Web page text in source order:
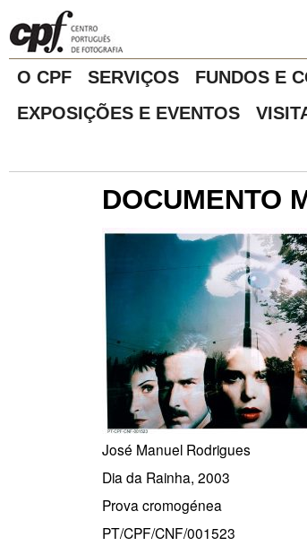
O CPF SERVIÇOS FUNDOS E
EXPOSIÇÕES E EVENTOS
DOCUMENTO
José Manuel Rodrigues
Dia da Rainha, 2003
Prova cromogénea
PT/CPF/CNF/001523